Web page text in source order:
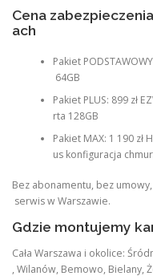
Cena
ach
Pakiet
64GB
Pakiet PLUS: 899 zł
rta 128GB
Pakiet MAX: 1 190
us konfiguracja
Bez abonamentu, bez
serwis w Warszawie.
Gdzie montujemy
Cała Warszawa i okolice:
, Wilanów, Bemowo, Bielany,